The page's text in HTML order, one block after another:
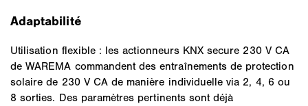
Adaptabilité
Utilisation flexible : les actionneurs KNX secure 230 V CA
de WAREMA commandent des entraînements de protection
solaire de 230 V CA de manière individuelle via 2, 4, 6 ou
8 sorties. Des paramètres pertinents sont déjà